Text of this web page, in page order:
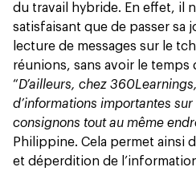
du travail hybride. En effet, il
satisfaisant que de passer sa
lecture de messages sur le
réunions, sans avoir le temps
“D’ailleurs, chez
d’informations importantes
consignons tout au même
Philippine. Cela permet ainsi
et déperdition de